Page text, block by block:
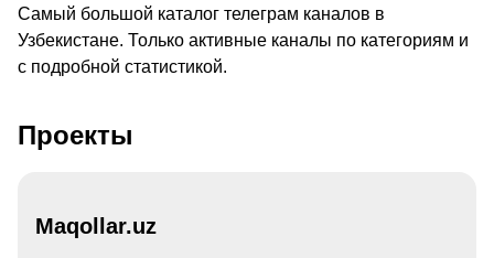
Самый большой каталог телеграм каналов в
Узбекистане. Только активные каналы по категориям и
с подробной статистикой.
Проекты
Maqollar.uz